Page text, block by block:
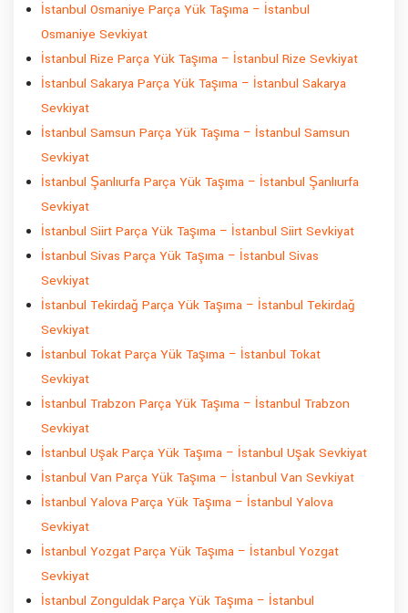
İstanbul Osmaniye Parça Yük Taşıma – İstanbul
Osmaniye Sevkiyat
İstanbul Rize Parça Yük Taşıma – İstanbul Rize Sevkiyat
İstanbul Sakarya Parça Yük Taşıma – İstanbul Sakarya
Sevkiyat
İstanbul Samsun Parça Yük Taşıma – İstanbul Samsun
Sevkiyat
İstanbul Şanlıurfa Parça Yük Taşıma – İstanbul Şanlıurfa
Sevkiyat
İstanbul Siirt Parça Yük Taşıma – İstanbul Siirt Sevkiyat
İstanbul Sivas Parça Yük Taşıma – İstanbul Sivas
Sevkiyat
İstanbul Tekirdağ Parça Yük Taşıma – İstanbul Tekirdağ
Sevkiyat
İstanbul Tokat Parça Yük Taşıma – İstanbul Tokat
Sevkiyat
İstanbul Trabzon Parça Yük Taşıma – İstanbul Trabzon
Sevkiyat
İstanbul Uşak Parça Yük Taşıma – İstanbul Uşak Sevkiyat
İstanbul Van Parça Yük Taşıma – İstanbul Van Sevkiyat
İstanbul Yalova Parça Yük Taşıma – İstanbul Yalova
Sevkiyat
İstanbul Yozgat Parça Yük Taşıma – İstanbul Yozgat
Sevkiyat
İstanbul Zonguldak Parça Yük Taşıma – İstanbul